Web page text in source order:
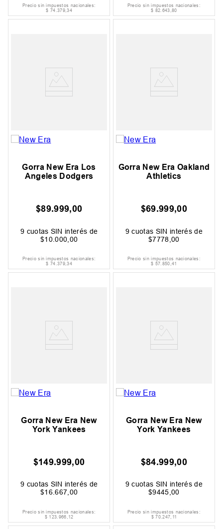
Precio sin impuestos nacionales:
$ 74.379,34
Precio sin impuestos nacionales:
$ 82.643,80
Gorra New Era Los
Angeles Dodgers
$89.999,00
9 cuotas SIN interés de
$10 .000 00
Precio sin impuestos nacionales:
$ 74.379,34
Gorra New Era Oakland
Athletics
$69.999,00
9 cuotas SIN interés de
$7778 ,00
Precio sin impuestos nacionales:
$ 57.850,41
Gorra New Era New
York Yankees
$149.999,00
9 cuotas SIN interés de
$16.667,00
Precio sin impuestos nacionales:
$ 123.966,12
Gorra New Era New
York Yankees
$84.999,00
9 cuotas SIN interés de
$9445,00
Precio sin impuestos nacionales:
$ 70.247, 11